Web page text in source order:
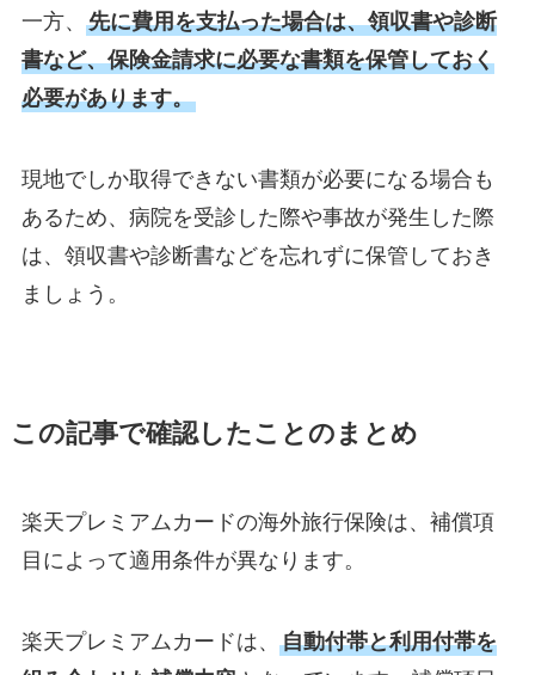
一方、 先に費用を支払った場合は、領収書や診断
書など、保険金請求に必要な書類を保管しておく
必要があります。
現地でしか取得できない書類が必要になる場合も
あるため、病院を受診した際や事故が発生した際
は、領収書や診断書などを忘れずに保管しておき
ましょう。
この記事で確認したことのまとめ
楽天プレミアムカードの海外旅行保険は、補償項
目によって適用条件が異なります。
楽天プレミアムカードは、 自動付帯と利用付帯を